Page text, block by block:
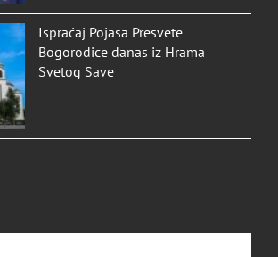
Ispraćaj Pojasa Presvete
Bogorodice danas iz Hrama
Svetog Save